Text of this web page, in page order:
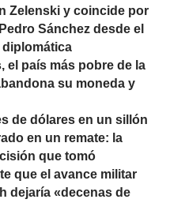
Zelenski y coincide por
Sánchez desde el
el país más pobre de la
su moneda y
de dólares en un sillón
en un remate: la
que tomó
que el avance militar
dejaría «decenas de